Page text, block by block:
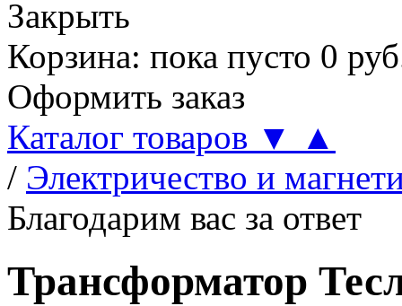
Закрыть
Корзина: пока пусто 0
Оформить заказ
Каталог товаров ▼
▲
/ Электричество и
Благодарим вас за ответ
Трансформатор